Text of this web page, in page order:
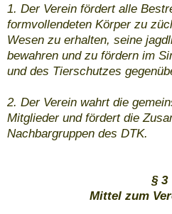
1. Der Verein fördert alle
formvollendeten Körper zu
Wesen zu erhalten, seine
bewahren und zu fördern im
und des Tierschutzes
2. Der Verein wahrt die
Mitglieder und fördert die
Nachbargruppen des DTK.
§ 3
Mittel zum